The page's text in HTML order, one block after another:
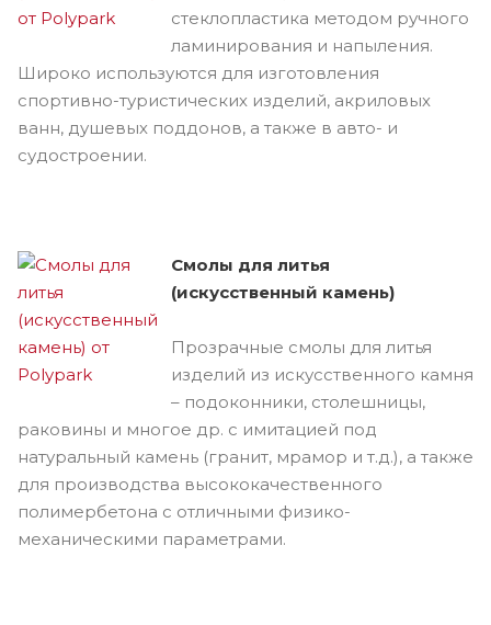
стеклопластика методом ручного
ламинирования и напыления.
Широко используются для изготовления
спортивно-туристических изделий, акриловых
ванн, душевых поддонов, а также в авто- и
судостроении.
Смолы для литья
(искусственный камень)
Прозрачные смолы для литья
изделий из искусственного камня
– подоконники, столешницы,
раковины и многое др. с имитацией под
натуральный камень (гранит, мрамор и т.д.), а также
для производства высококачественного
полимербетона с отличными физико-
механическими параметрами.